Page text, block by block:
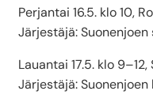
Perjantai 16.5. klo 10,
Järjestäjä: Suonenjoen
Lauantai 17.5. klo
Järjestäjä: Suonenjoen